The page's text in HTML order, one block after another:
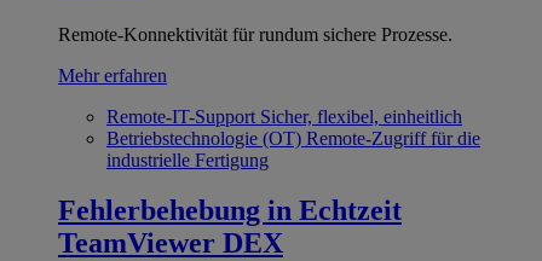
Remote-Konnektivität für rundum sichere Prozesse.
Mehr erfahren
Remote-IT-Support Sicher, flexibel, einheitlich
Betriebstechnologie (OT) Remote-Zugriff für die
industrielle Fertigung
Fehlerbehebung in Echtzeit
TeamViewer DEX